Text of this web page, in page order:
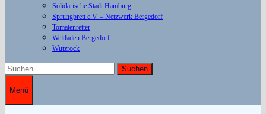
Solidarische Stadt Hamburg
Sprungbrett e.V. – Netzwerk Bergedorf
Tomatenretter
Weltladen Bergedorf
Wutzrock
Suchen
nach:
Menü